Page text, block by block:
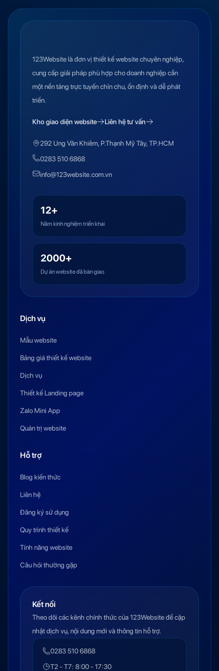
123Website là đơn vị thiết kế website chuyên nghiệp,
cung cấp giải pháp phù hợp cho doanh nghiệp cần
một nền tảng trực tuyến chỉn chu, ổn định và dễ phát
triển.
Kho giao diện website Liên hệ tư vấn
292 Ung Văn Khiêm, P.Thạnh Mỹ Tây, TP.HCM
0283 510 6868
info@123website.com.vn
12+
Năm kinh nghiệm triển khai
2000+
Dự án website đã bàn giao
Dịch vụ
Mẫu website
Bảng giá thiết kế website
Dịch vụ
Thiết kế Landing page
Zalo Mini App
Quản trị website
Hỗ trợ
Blog kiến thức
Liên hệ
Đăng ký sử dụng
Quy trình thiết kế
Tính năng website
Câu hỏi thường gặp
Kết nối
Theo dõi các kênh chính thức của 123Website để cập
nhật dịch vụ, nội dung mới và thông tin hỗ trợ.
0283 510 6868
T2 - T7: 8:00 - 17:30